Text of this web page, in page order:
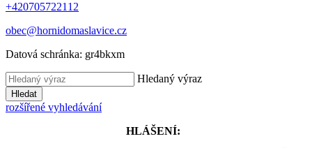
+420705722112
obec@hornidomaslavice.cz
Datová schránka: gr4bkxm
Hledaný výraz
Hledat
rozšířené vyhledávání
HLÁŠENÍ: